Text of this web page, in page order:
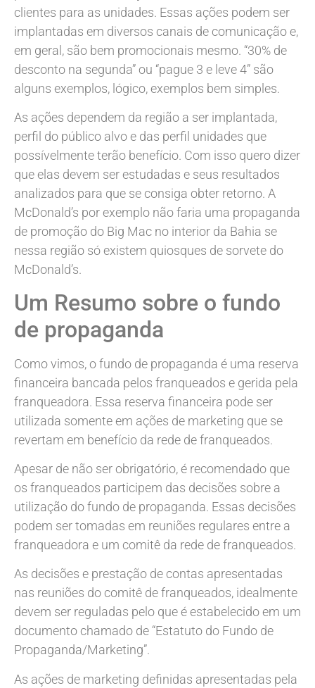
clientes para as unidades. Essas ações podem ser
implantadas em diversos canais de comunicação e,
em geral, são bem promocionais mesmo. “30% de
desconto na segunda” ou “pague 3 e leve 4” são
alguns exemplos, lógico, exemplos bem simples.
As ações dependem da região a ser implantada,
perfil do público alvo e das perfil unidades que
possívelmente terão benefício. Com isso quero dizer
que elas devem ser estudadas e seus resultados
analizados para que se consiga obter retorno. A
McDonald’s por exemplo não faria uma propaganda
de promoção do Big Mac no interior da Bahia se
nessa região só existem quiosques de sorvete do
McDonald’s.
Um Resumo sobre o fundo
de propaganda
Como vimos, o fundo de propaganda é uma reserva
financeira bancada pelos franqueados e gerida pela
franqueadora. Essa reserva financeira pode ser
utilizada somente em ações de marketing que se
revertam em benefício da rede de franqueados.
Apesar de não ser obrigatório, é recomendado que
os franqueados participem das decisões sobre a
utilização do fundo de propaganda. Essas decisões
podem ser tomadas em reuniões regulares entre a
franqueadora e um comitê da rede de franqueados.
As decisões e prestação de contas apresentadas
nas reuniões do comitê de franqueados, idealmente
devem ser reguladas pelo que é estabelecido em um
documento chamado de “Estatuto do Fundo de
Propaganda/Marketing”.
As ações de marketing definidas apresentadas pela